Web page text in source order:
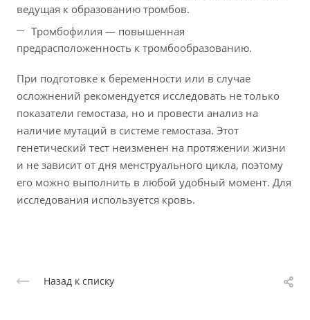
ведущая к образованию тромбов.
Тромбофилия — повышенная
предрасположенность к тромбообразованию.
При подготовке к беременности или в случае
осложнений рекомендуется исследовать не только
показатели гемостаза, но и провести анализ на
наличие мутаций в системе гемостаза. Этот
генетический тест неизменен на протяжении жизни
и не зависит от дня менструального цикла, поэтому
его можно выполнить в любой удобный момент. Для
исследования используется кровь.
Назад к списку